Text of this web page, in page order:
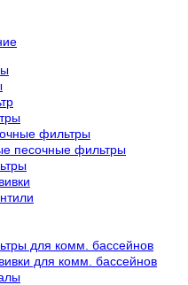
фильтры
песочные фильтры
для комм. бассейнов
для комм. бассейнов